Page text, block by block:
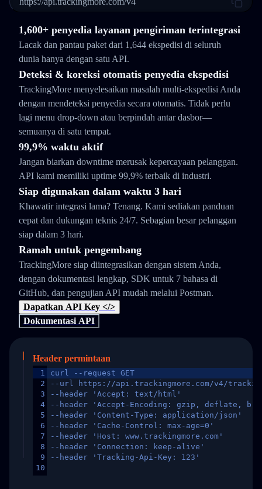
1,600+ penyedia layanan pengiriman terintegrasi
Lacak dan pantau paket dari 1,644 ekspedisi di seluruh
dunia hanya dengan satu API.
Deteksi & koreksi otomatis penyedia ekspedisi
TrackingMore menyelesaikan masalah multi-ekspedisi Anda
dengan mendeteksi penyedia secara otomatis. Tidak perlu
lagi menu drop-down atau berpindah antar dasbor—
semuanya di satu tempat.
99,9% waktu aktif
Jangan biarkan downtime merusak kepercayaan pelanggan.
API kami memiliki uptime 99,9% terbaik di industri.
Siap digunakan dalam waktu 3 hari
Khawatir integrasi lama? Tenang. Kami sediakan panduan
cepat dan dukungan teknis 24/7. Sebagian besar pelanggan
siap dalam 3 hari.
Ramah untuk pengembang
TrackingMore siap diintegrasikan dengan sistem Anda,
dengan dokumentasi lengkap, SDK untuk 7 bahasa di
GitHub, dan pengujian API mudah melalui Postman.
Dapatkan API Key </>
Dokumentasi API
Header permintaan
1
2
3
4
5
6
7
8
9
10
curl --request GET
--url https://api.trackingmore.com/v4/trackings/
--header 'Accept: text/html'
--header 'Accept-Encoding: gzip, deflate,
--header 'Content-Type: application/json'
--header 'Cache-Control: max-age=0'
--header 'Host: www.trackingmore.com'
--header 'Connection: keep-alive'
--header 'Tracking-Api-Key: 123'